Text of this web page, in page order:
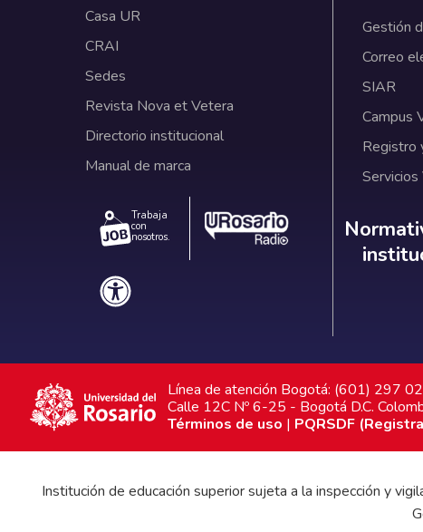
Casa UR
CRAI
Sedes
Revista Nova et Vetera
Directorio institucional
Manual de marca
Trabaja
con
nosotros.
Gestión
Correo
SIAR
Campus
Registro
Línea de atención Bogotá: (601) 297
Calle 12C Nº 6-25 - Bogotá D.C.
Términos de uso | PQRSDF
Institución de educación superior sujeta a la inspección y